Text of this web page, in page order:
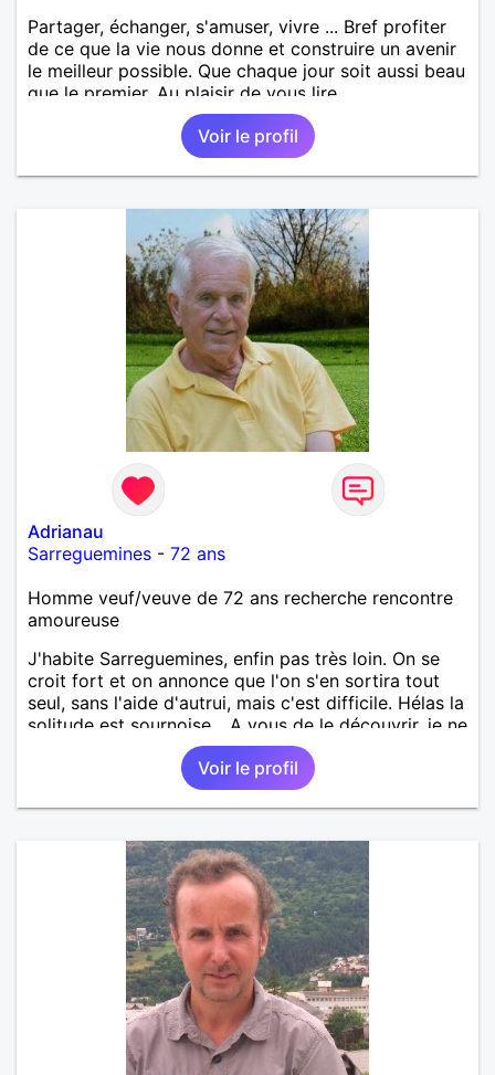
Partager, échanger, s'amuser, vivre ... Bref profiter
de ce que la vie nous donne et construire un avenir
le meilleur possible. Que chaque jour soit aussi beau
que le premier. Au plaisir de vous lire,
Voir le profil
Adrianau
Sarreguemines - 72 ans
Homme veuf/veuve de 72 ans recherche rencontre
amoureuse
J'habite Sarreguemines, enfin pas très loin. On se
croit fort et on annonce que l'on s'en sortira tout
seul, sans l'aide d'autrui, mais c'est difficile. Hélas la
solitude est sournoise... A vous de le découvrir, je ne
serais peut-être pas objectif. Rencontrer pour
débuter, partager ensuite si le "feeling" se présente.
Voir le profil